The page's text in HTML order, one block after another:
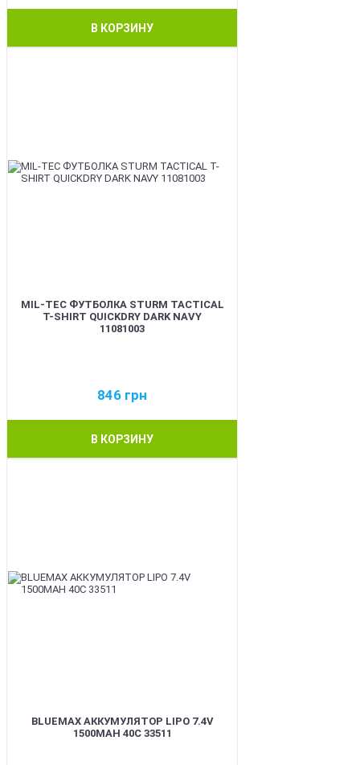
В КОРЗИНУ
MIL-TEC ФУТБОЛКА STURM TACTICAL
T-SHIRT QUICKDRY DARK NAVY
11081003
846 грн
В КОРЗИНУ
BLUEMAX АККУМУЛЯТОР LIPO 7.4V
1500MAH 40C 33511